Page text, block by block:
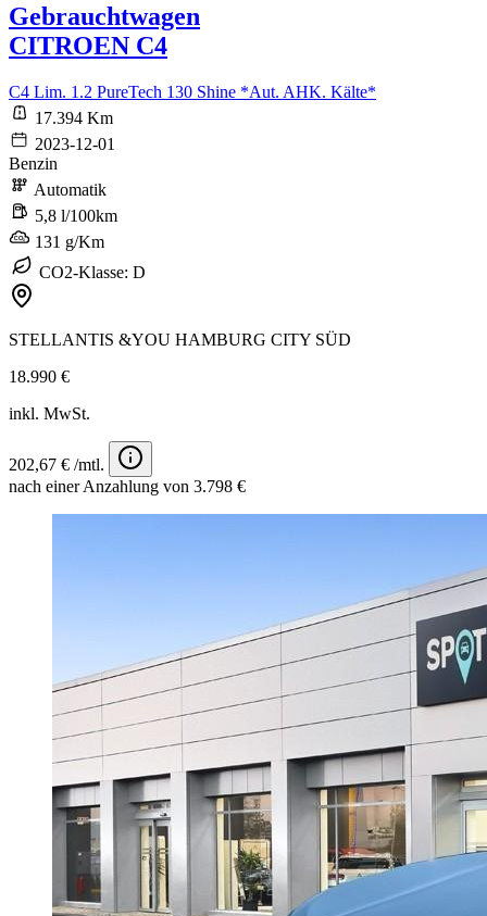
Gebrauchtwagen
CITROEN C4
C4 Lim. 1.2 PureTech 130 Shine *Aut. AHK. Kälte*
17.394 Km
2023-12-01
Benzin
Automatik
5,8 l/100km
131 g/Km
CO2-Klasse: D
STELLANTIS &YOU HAMBURG CITY SÜD
18.990 €
inkl. MwSt.
202,67 € /mtl.
nach einer Anzahlung von 3.798 €